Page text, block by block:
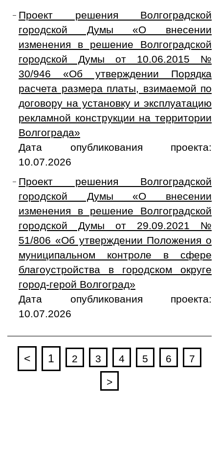
Проект решения Волгоградской
городской Думы «О внесении
изменения в решение Волгоградской
городской Думы от 10.06.2015 №
30/946 «Об утверждении Порядка
расчета размера платы, взимаемой по
договору на установку и эксплуатацию
рекламной конструкции на территории
Волгограда»
Дата опубликования проекта:
10.07.2026
Проект решения Волгоградской
городской Думы «О внесении
изменения в решение Волгоградской
городской Думы от 29.09.2021 №
51/806 «Об утверждении Положения о
муниципальном контроле в сфере
благоустройства в городском округе
город-герой Волгоград»
Дата опубликования проекта:
10.07.2026
< 1 2 3 4 5 6
7
>